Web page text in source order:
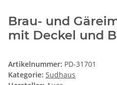
Brau- und
mit Deckel und
Artikelnummer: PD-31701
Kategorie: Sudhaus